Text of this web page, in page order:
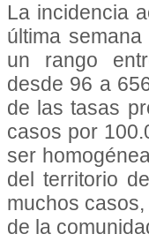
La incidencia
última
un rango
desde 96 a
de las tasas
casos por
ser
del territorio
muchos
de la